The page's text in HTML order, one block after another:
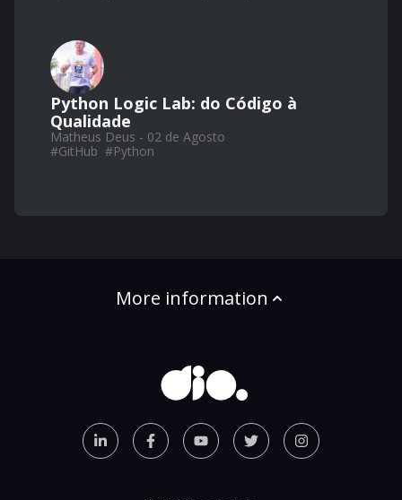
Python Logic Lab: do Código à
Qualidade
Matheus Deus - 02 de Agosto
#GitHub #Python
More information